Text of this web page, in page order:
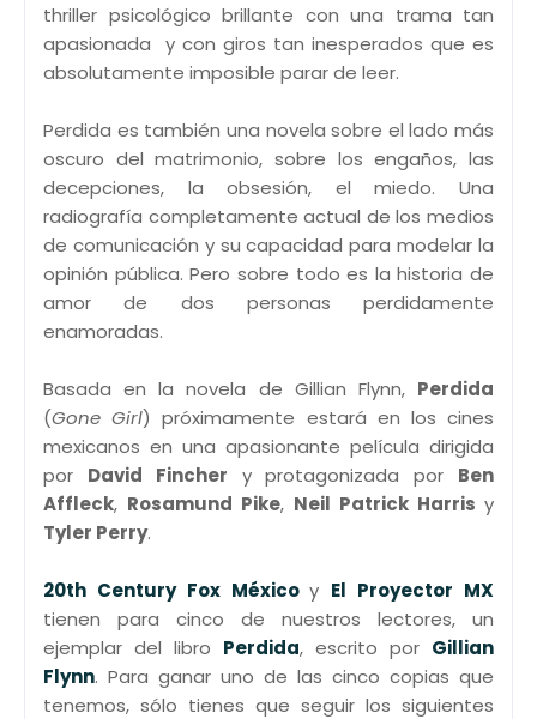
thriller psicológico brillante con una trama tan
apasionada y con giros tan inesperados que es
absolutamente imposible parar de leer.
Perdida es también una novela sobre el lado más
oscuro del matrimonio, sobre los engaños, las
decepciones, la obsesión, el miedo. Una
radiografía completamente actual de los medios
de comunicación y su capacidad para modelar la
opinión pública. Pero sobre todo es la historia de
amor de dos personas perdidamente
enamoradas.
Basada en la novela de Gillian Flynn, Perdida
(Gone Girl) próximamente estará en los cines
mexicanos en una apasionante película dirigida
por David Fincher y protagonizada por Ben
Affleck, Rosamund Pike, Neil Patrick Harris y
Tyler Perry.
20th Century Fox Méxicoy El Proyector MX
tienen para cinco de nuestros lectores, un
ejemplar del libro Perdida, escrito por Gillian
Flynn. Para ganar uno de las cinco copias que
tenemos, sólo tienes que seguir los siguientes